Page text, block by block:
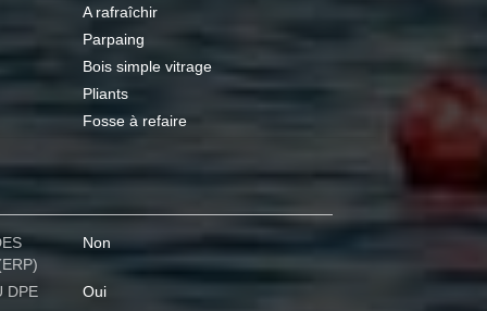
A rafraîchir
Parpaing
Bois simple vitrage
Pliants
Fosse à refaire
Non
DPE
Oui